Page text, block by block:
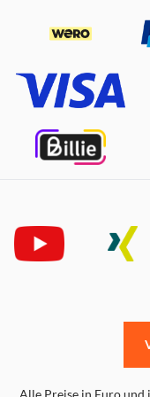
Alle Preise in Euro und